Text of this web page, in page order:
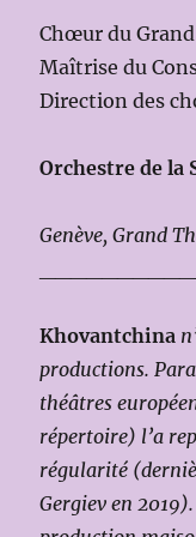
Chœur du
Maîtrise du
Direction des
Orchestre de la
Genève, Grand
Khovantchina
productions.
théâtres
répertoire) l’a
régularité
Gergiev en